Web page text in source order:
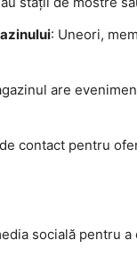
: Uneori,
are
contact pentru
socială pentru